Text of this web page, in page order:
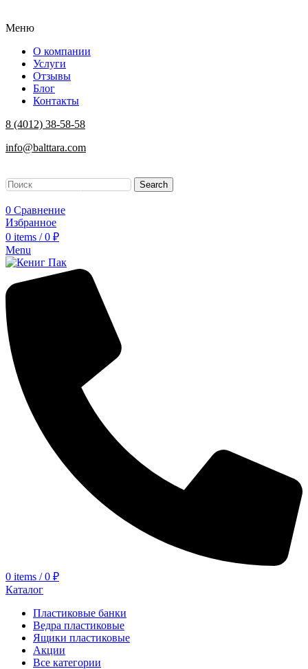
Меню
О компании
Услуги
Отзывы
Блог
Контакты
8 (4012) 38-58-58
info@balttara.com
Search
0 Сравнение
Избранное
0 items / 0 ₽
Menu
0 items / 0 ₽
Каталог
Пластиковые банки
Ведра пластиковые
Ящики пластиковые
Акции
Все категории